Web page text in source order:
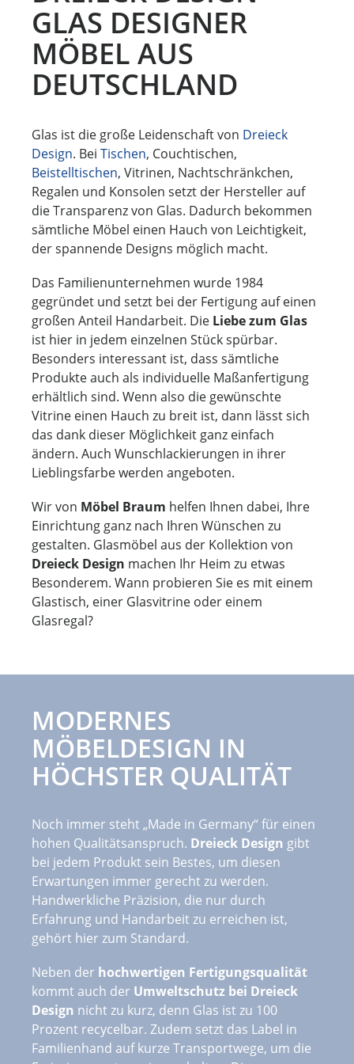
GLAS DESIGNER
MÖBEL AUS
DEUTSCHLAND
Glas ist die große Leidenschaft von Dreieck
Design. Bei Tischen, Couchtischen,
Beistelltischen, Vitrinen, Nachtschränkchen,
Regalen und Konsolen setzt der Hersteller auf
die Transparenz von Glas. Dadurch bekommen
sämtliche Möbel einen Hauch von Leichtigkeit,
der spannende Designs möglich macht.
Das Familienunternehmen wurde 1984
gegründet und setzt bei der Fertigung auf einen
großen Anteil Handarbeit. Die Liebe zum Glas
ist hier in jedem einzelnen Stück spürbar.
Besonders interessant ist, dass sämtliche
Produkte auch als individuelle Maßanfertigung
erhältlich sind. Wenn also die gewünschte
Vitrine einen Hauch zu breit ist, dann lässt sich
das dank dieser Möglichkeit ganz einfach
ändern. Auch Wunschlackierungen in ihrer
Lieblingsfarbe werden angeboten.
Wir von Möbel Braum helfen Ihnen dabei, Ihre
Einrichtung ganz nach Ihren Wünschen zu
gestalten. Glasmöbel aus der Kollektion von
Dreieck Design machen Ihr Heim zu etwas
Besonderem. Wann probieren Sie es mit einem
Glastisch, einer Glasvitrine oder einem
Glasregal?
MODERNES
MÖBELDESIGN IN
HÖCHSTER QUALITÄT
Noch immer steht „Made in Germany“ für einen
hohen Qualitätsanspruch. Dreieck Design gibt
bei jedem Produkt sein Bestes, um diesen
Erwartungen immer gerecht zu werden.
Handwerkliche Präzision, die nur durch
Erfahrung und Handarbeit zu erreichen ist,
gehört hier zum Standard.
Neben der hochwertigen Fertigungsqualität
kommt auch der Umweltschutz bei Dreieck
Design nicht zu kurz, denn Glas ist zu 100
Prozent recycelbar. Zudem setzt das Label in
Familienhand auf kurze Transportwege, um die